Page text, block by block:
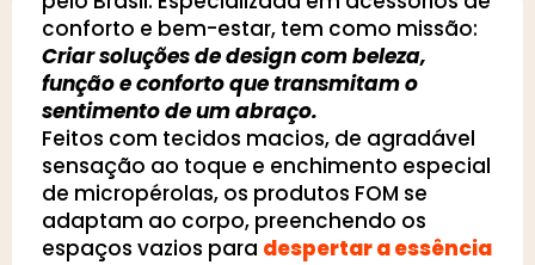
conforto e bem-estar, tem como missão:
Criar soluções de design com beleza,
função e conforto que transmitam o
sentimento de um abraço.
Feitos com tecidos macios, de agradável
sensação ao toque e enchimento especial
de micropérolas, os produtos FOM se
adaptam ao corpo, preenchendo os
espaços vazios para despertar a essência